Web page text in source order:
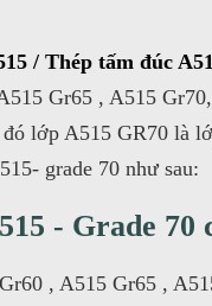
/ Thép tấm đúc
Gr65 , A515
lớp A515 GR70 là
grade 70 như sau:
- Grade 70
, A515 Gr65 ,